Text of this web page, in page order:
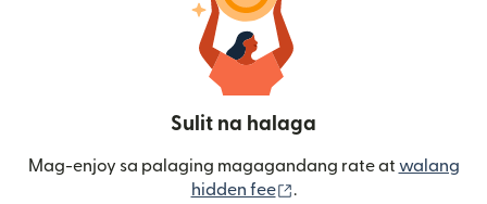
Sulit na halaga
Mag-enjoy sa palaging magagandang rate at walang
hidden fee
.